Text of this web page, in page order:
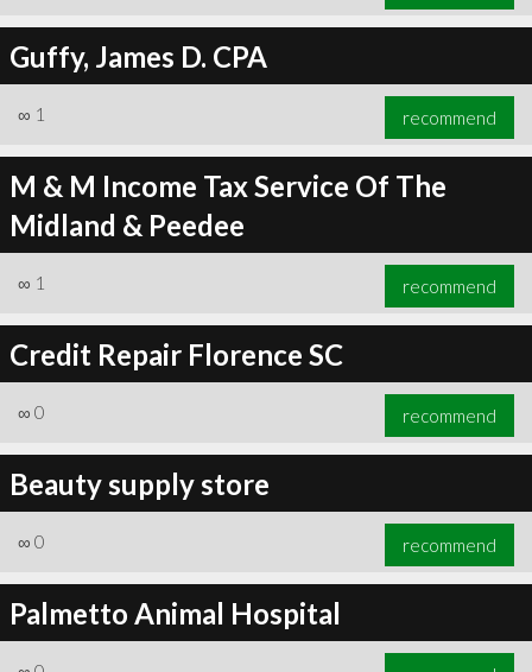
Guffy, James D. CPA
∞ 1 recommend
M & M Income Tax Service Of The
Midland & Peedee
∞ 1 recommend
Credit Repair Florence SC
∞ 0 recommend
Beauty supply store
∞ 0 recommend
Palmetto Animal Hospital